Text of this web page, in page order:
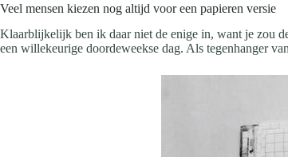
Veel mensen kiezen nog altijd voor een papieren versie
Klaarblijkelijk ben ik daar niet de enige in, want je zou
een willekeurige doordeweekse dag. Als tegenhanger